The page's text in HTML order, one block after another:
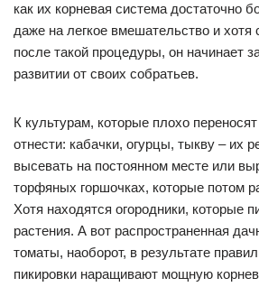
как их корневая система достаточно
даже на легкое вмешательство и хотя
после такой процедуры, он начинает
развитии от своих собратьев.
К культурам, которые плохо
отнести: кабачки, огурцы, тыкву – их
высевать на постоянном месте или
торфяных горшочках, которые потом
Хотя находятся огородники, которые
растения. А вот распространенная
томаты, наоборот, в результате
пикировки наращивают мощную